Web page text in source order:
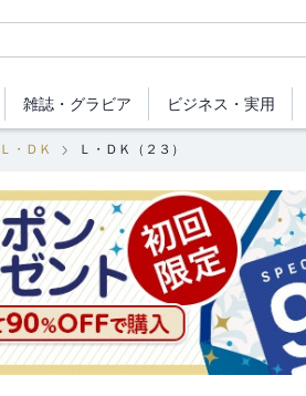
雑誌・ グラビア ビジネス ・実用
Ｌ・ＤＫ Ｌ・ＤＫ（２３）